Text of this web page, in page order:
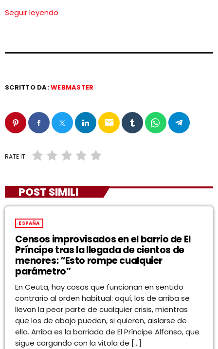
Seguir leyendo
SCRITTO DA:WEBMASTER
email
RATE IT
POST SIMILI
ESPAÑA
Censos improvisados en el barrio de El
Príncipe tras la llegada de cientos de
menores: “Esto rompe cualquier
parámetro”
En Ceuta, hay cosas que funcionan en sentido
contrario al orden habitual: aquí, los de arriba se
llevan la peor parte de cualquier crisis, mientras
que los de abajo pueden, si quieren, aislarse de
ella. Arriba es la barriada de El Príncipe Alfonso, que
sigue cargando con la vitola de […]